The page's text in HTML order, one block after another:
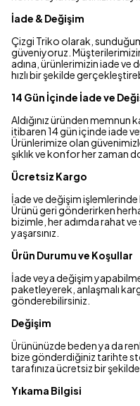
İade & Değişim
Çizgi Triko olarak,
güveniyoruz.
adına, ürünlerimizin iade ve
hızlı bir şekilde
14 Gün İçinde İade ve
Aldığınız üründen
itibaren 14 gün içinde iade
Ürünlerimize olan
şıklık ve konfor her zaman
Ücretsiz Kargo
İade ve değişim işlemlerinde
Ürünü geri gönderirken
bizimle, her adımda rahat
yaşarsınız.
Ürün Durumu ve Koşullar
İade veya değişim
paketleyerek, anlaşmalı
gönderebilirsiniz.
Değişim
Ürününüzde beden ya da
bize gönderdiğiniz tarihte
tarafınıza ücretsiz bir
Yıkama Bilgisi